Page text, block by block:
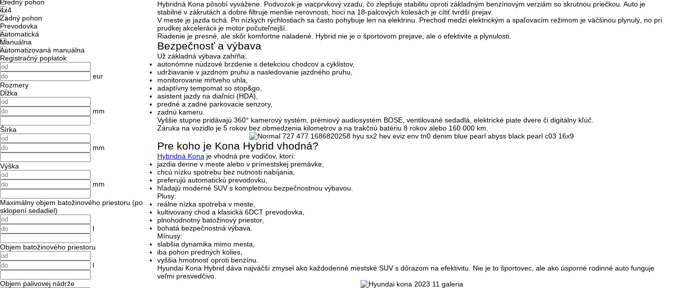
Predný pohon
4x4
Zadný pohon
Prevodovka
Automatická
Manuálna
Automatizovaná manuálna
Registračný poplatok
eur
Rozmery
Dĺžka
mm
Šírka
mm
Výška
mm
Maximálny objem batožinového priestoru (po
sklopení sedadiel)
l
Objem batožinového priestoru
l
Objem palivovej nádrže
Hybridná Kona pôsobí vyvážene. Podvozok je viacprvkový vzadu, čo zlepšuje stabilitu oproti základným benzínovým verziám so skrutnou priečkou. Auto je
stabilné v zákrutách a dobre filtruje menšie nerovnosti, hoci na 18-palcových kolesách je cítiť tvrdší prejav.
V meste je jazda tichá. Pri nízkych rýchlostiach sa často pohybuje len na elektrinu. Prechod medzi elektrickým a spaľovacím režimom je väčšinou plynulý, no pri
prudkej akcelerácii je motor počuteľnejší.
Riadenie je presné, ale skôr komfortne naladené. Hybrid nie je o športovom prejave, ale o efektivite a plynulosti.
Bezpečnosť a výbava
Už základná výbava zahŕňa:
autonómne núdzové brzdenie s detekciou chodcov a cyklistov,
udržiavanie v jazdnom pruhu a nasledovanie jazdného pruhu,
monitorovanie mŕtveho uhla,
adaptívny tempomat so stop&go,
asistent jazdy na diaľnici (HDA),
predné a zadné parkovacie senzory,
zadnú kameru.
Vyššie stupne pridávajú 360° kamerový systém, prémiový audiosystém BOSE, ventilované sedadlá, elektrické piate dvere či digitálny kľúč.
Záruka na vozidlo je 5 rokov bez obmedzenia kilometrov a na trakčnú batériu 8 rokov alebo 160 000 km.
Pre koho je Kona Hybrid vhodná?
Hybridná Kona je vhodná pre vodičov, ktorí:
jazdia denne v meste alebo v prímestskej premávke,
chcú nízku spotrebu bez nutnosti nabíjania,
preferujú automatickú prevodovku,
hľadajú moderné SUV s kompletnou bezpečnostnou výbavou.
Plusy:
reálne nízka spotreba v meste,
kultivovaný chod a klasická 6DCT prevodovka,
plnohodnotný batožinový priestor,
bohatá bezpečnostná výbava.
Mínusy:
slabšia dynamika mimo mesta,
iba pohon predných kolies,
vyššia hmotnosť oproti benzínu.
Hyundai Kona Hybrid dáva najväčší zmysel ako každodenné mestské SUV s dôrazom na efektivitu. Nie je to športovec, ale ako úsporné rodinné auto funguje
veľmi presvedčivo.